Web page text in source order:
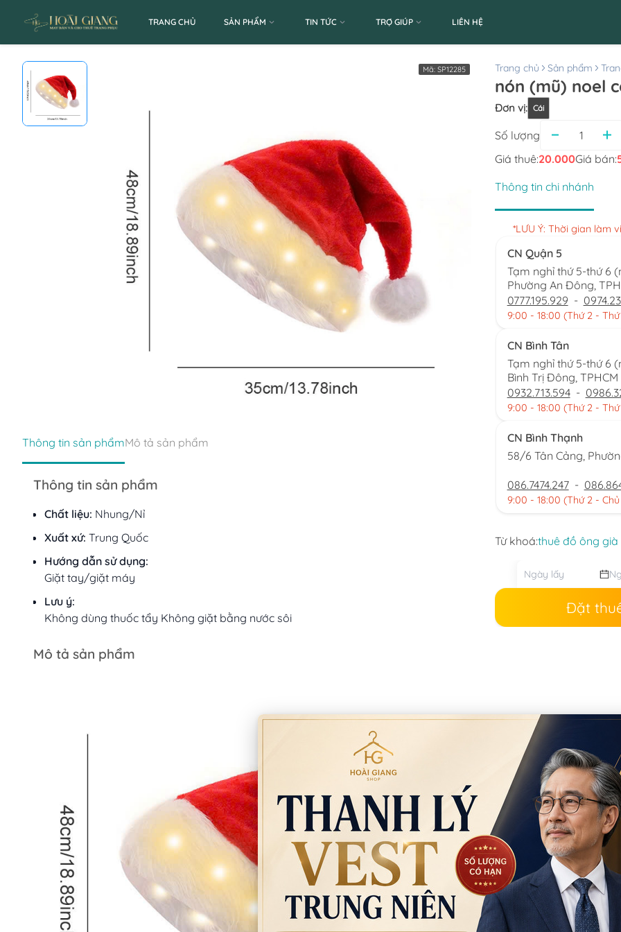
TRANG CHỦ SẢN PHẨM TIN TỨC TRỢ GIÚP LIÊN HỆ
Mã: SP12285
Thông tin sản phẩmMô tả sản phẩm
Thông tin sản phẩm
Chất liệu: Nhung/Nỉ
Xuất xứ: Trung Quốc
Hướng dẫn sử dụng:
Giặt tay/giặt máy
Lưu ý:
Không dùng thuốc tẩy Không giặt bằng nước sôi
Mô tả sản phẩm
Trang chủ Sản phẩm
nón (mũ) noel
Đơn vị: Cái
Số lượng
Giá thuê:20.000Giá bán:
Thông tin chi nhánh
*LƯU Ý: Thời gian làm
CN Quận 5
Tạm nghỉ thứ 5-thứ 6
Phường An Đông,
0777.195.929 -
9:00 - 18:00 (Thứ 2 - Thứ
CN Bình Tân
Tạm nghỉ thứ 5-thứ 6
Bình Trị Đông, TPHCM
0932.713.594 -
9:00 - 18:00 (Thứ 2 - Thứ
CN Bình Thạnh
58/6 Tân Cảng,
086.7474.247 -
9:00 - 18:00 (Thứ 2 -
Từ khoá:thuê đồ ông già
Đặt